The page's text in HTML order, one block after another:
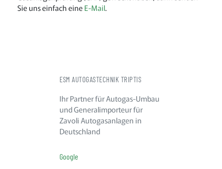
Sie uns einfach eineE-Mail.
ESM AUTOGASTECHNIK TRIPTIS
Ihr Partner für Autogas-Umbau
und Generalimporteur für
Zavoli Autogasanlagen in
Deutschland
Google